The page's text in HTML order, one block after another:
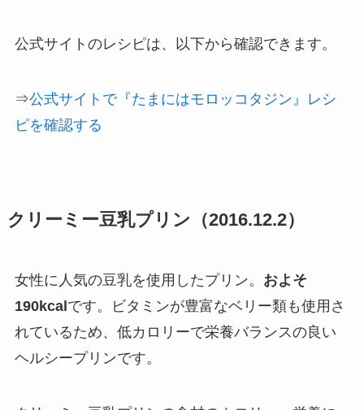
公式サイトのレシピは、以下から確認できます。
⇒公式サイトで『たまにはモロッコタジン』レシ
ピを確認する
クリーミー豆乳プリン（2016.12.2）
女性に人気の豆乳を使用したプリン。 およそ
190kcalです。ビタミンが豊富なベリー類も使用さ
れているため、低カロリーで栄養バランスの良い
ヘルシープリンです。